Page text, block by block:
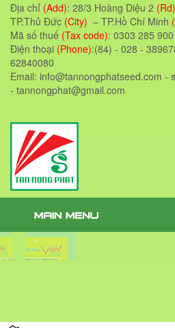
Địa chỉ (Add): 28/3 Hoàng Diệu 2 (Rd)
TP.Thủ Đức (City) – TP.Hồ Chí Minh
Mã số thuế (Tax code): 0303 285 900
Điện thoại (Phone):(84) - 028 -
62840080
Email: info@tannongphatseed.com -
- tannongphat@gmail.com